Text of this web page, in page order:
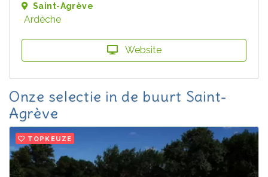
Saint-Agrève
Ardèche
Website
Onze selectie in de buurt Saint-
Agrève
TOPKEUZE